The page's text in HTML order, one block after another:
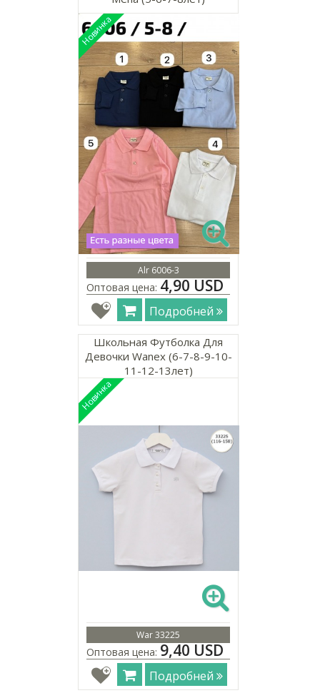
Alr 6006-3
Оптовая цена: 4,90 USD
Подробней
Школьная Футболка Для
Девочки Wanex (6-7-8-9-10-
11-12-13лет)
War 33225
Оптовая цена: 9,40 USD
Подробней